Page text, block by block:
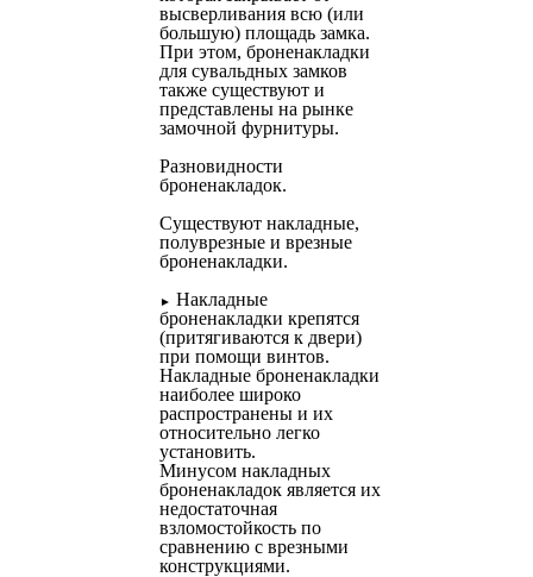
высверливания всю (или
большую) площадь замка.
При этом, броненакладки
для сувальдных замков
также существуют и
представлены на рынке
замочной фурнитуры.
Разновидности
броненакладок.
Существуют накладные,
полуврезные и врезные
броненакладки.
► Накладные
броненакладки крепятся
(притягиваются к двери)
при помощи винтов.
Накладные броненакладки
наиболее широко
распространены и их
относительно легко
установить.
Минусом накладных
броненакладок является их
недостаточная
взломостойкость по
сравнению с врезными
конструкциями.